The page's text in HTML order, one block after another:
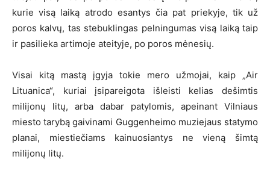
kurie visą laiką atrodo esantys čia pat priekyje, tik už
poros kalvų, tas stebuklingas pelningumas visą laiką taip
ir pasilieka artimoje ateityje, po poros mėnesių.
Visai kitą mastą įgyja tokie mero užmojai, kaip „Air
Lituanica“, kuriai įsipareigota išleisti kelias dešimtis
milijonų litų, arba dabar patylomis, apeinant Vilniaus
miesto tarybą gaivinami Guggenheimo muziejaus statymo
planai, miestiečiams kainuosiantys ne vieną šimtą
milijonų litų.